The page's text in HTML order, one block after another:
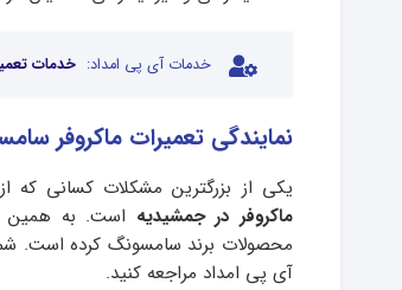
خدمات آی پی امداد: خدمات
نمایندگی تعمیرات ماکروفر
یکی از بزرگترین مشکلات کسانی که
ماکروفر در جمشیدیه است. به همین
محصولات برند سامسونگ کرده است.
آی پی امداد مراجعه کنید.